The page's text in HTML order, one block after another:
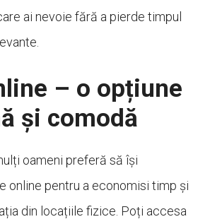
ai nevoie fără a pierde timpul
– o opțiune
și comodă
oameni preferă să își
online pentru a economisi timp și
din locațiile fizice. Poți accesa